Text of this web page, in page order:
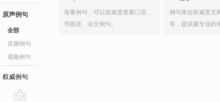
原声例句
全部
音频例句
视频例句
权威例句
海量例句，可以按难度查看口语、
书面语、论文例句。
例句来自权威英文
等，提供最专业的